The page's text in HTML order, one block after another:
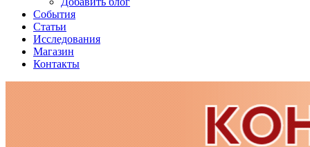
События
Статьи
Исследования
Магазин
Контакты